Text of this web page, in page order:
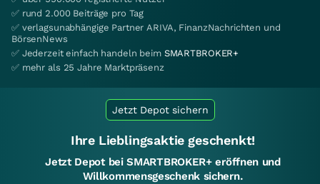
✅ rund 2.000 Beiträge pro Tag
✅ verlagsunabhängige Partner ARIVA, FinanzNachrichten und
BörsenNews
✅ Jederzeit einfach handeln beim SMARTBROKER+
✅ mehr als 25 Jahre Marktpräsenz
Jetzt Depot sichern
Ihre Lieblingsaktie geschenkt!
Jetzt Depot bei SMARTBROKER+ eröffnen und
Willkommensgeschenk sichern.